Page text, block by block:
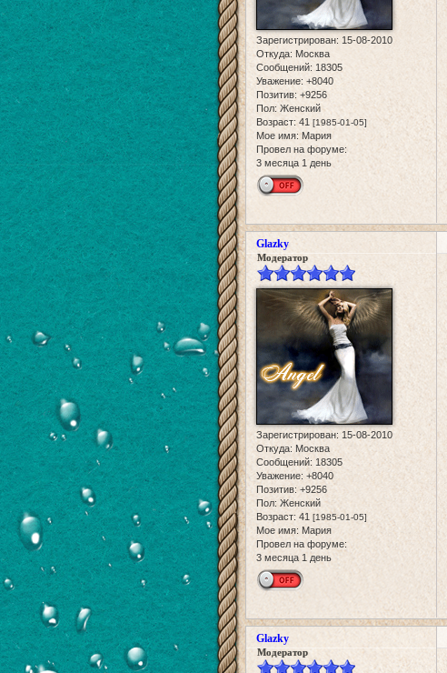
Зарегистрирован: 15-08-2010
Откуда: Москва
Сообщений: 18305
Уважение: +8040
Позитив: +9256
Пол: Женский
Возраст: 41 [1985-01-05]
Мое имя:Мария
Провел на форуме:
3 месяца 1 день
Glazky
Модератор
Зарегистрирован: 15-08-2010
Откуда: Москва
Сообщений: 18305
Уважение: +8040
Позитив: +9256
Пол: Женский
Возраст: 41 [1985-01-05]
Мое имя: Мария
Провел на форуме:
3 месяца 1 день
Glazky
Модератор